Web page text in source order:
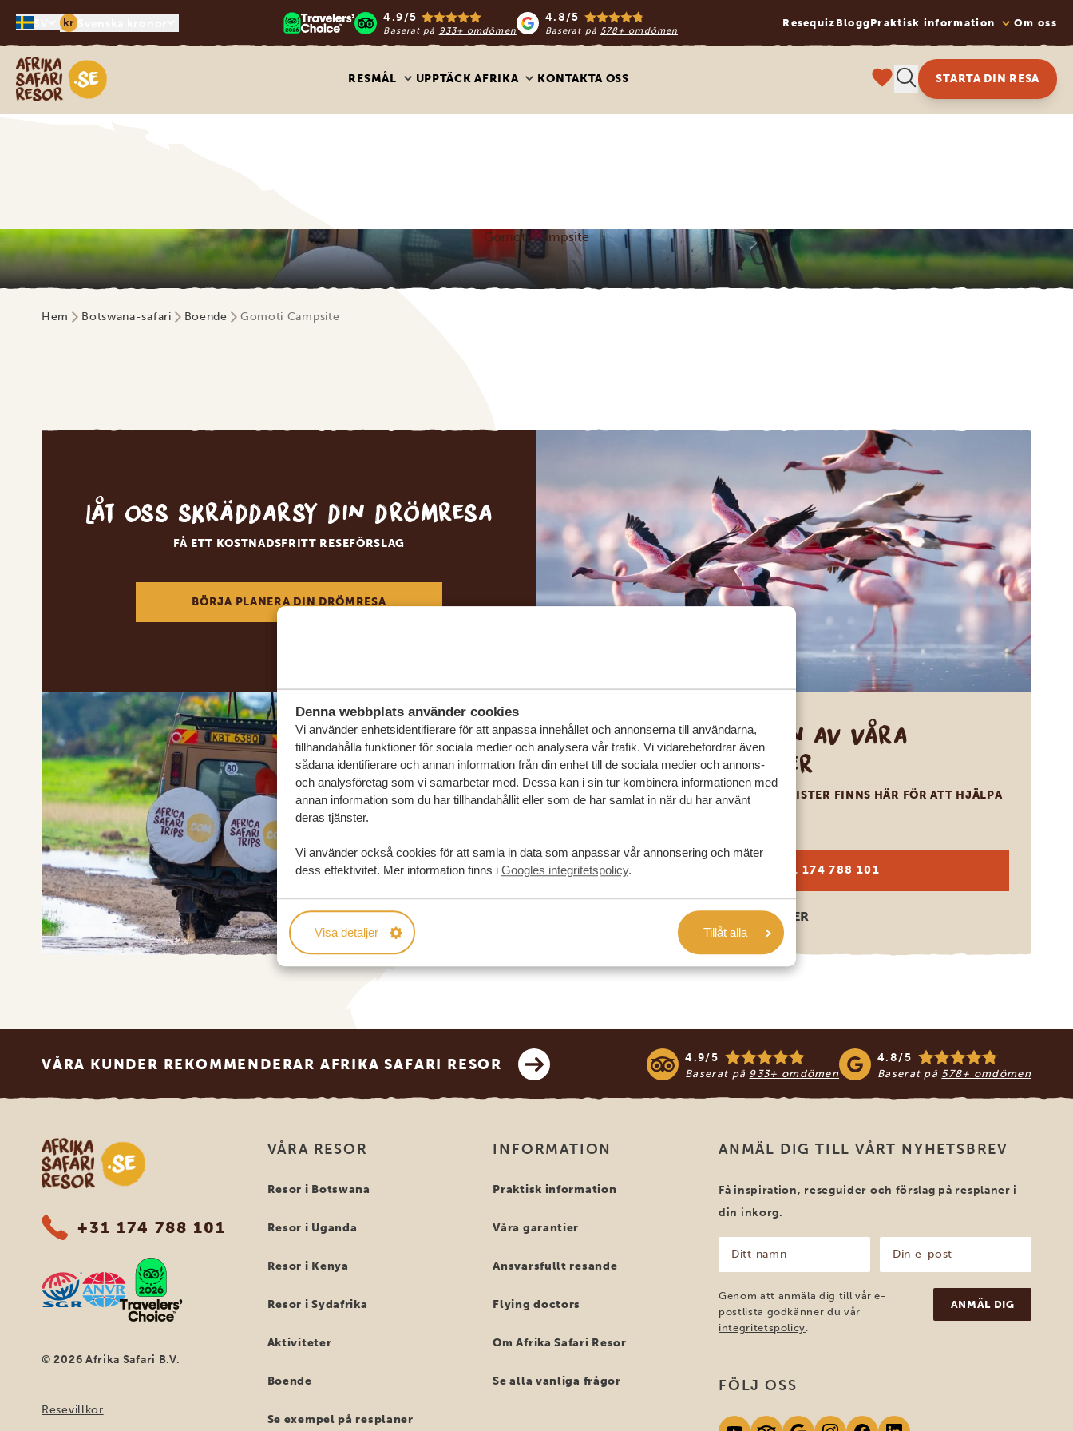
Denna webbplats använder cookies
Vi använder enhetsidentifierare för att anpassa innehållet och annonserna till användarna,
tillhandahålla funktioner för sociala medier och analysera vår trafik. Vi vidarebefordrar även
sådana identifierare och annan information från din enhet till de sociala medier och annons-
och analysföretag som vi samarbetar med. Dessa kan i sin tur kombinera informationen med
annan information som du har tillhandahållit eller som de har samlat in när du har använt
deras tjänster.
Vi använder också cookies för att samla in data som anpassar vår annonsering och mäter
dess effektivitet. Mer information finns i Googles integritetspolicy.
Visa detaljer Tillåt alla
kr 4.9/5
Baserat på 933+ omdömen
4.8/5
Baserat på 578+ omdömen
Resequiz BloggPraktisk information Om oss
Safari-resor i Afrika
RESMÅL UPPTÄCK AFRIKA KONTAKTA OSS STARTA DIN RESA
Gomoti Campsite
Hem Botswana-safari Boende Gomoti Campsite
Låt oss skräddarsy din drömresa
FÅ ETT KOSTNADSFRITT RESEFÖRSLAG
BÖRJA PLANERA DIN DRÖMRESA
Ring en av våra
experter
VÅRA SPECIALISTER FINNS HÄR FÖR ATT HJÄLPA
+31 174 788 101
OLIKA LÄNDER
VÅRA KUNDER REKOMMENDERAR AFRIKA SAFARI RESOR 4.9/5
Baserat på 933+ omdömen
4.8/5
Baserat på 578+ omdömen
Safari-resor i Afrika
+31 174 788 101
© 2026 Afrika Safari B.V.
Resevillkor
VÅRA RESOR
Resor i Botswana
Resor i Uganda
Resor i Kenya
Resor i Sydafrika
Aktiviteter
Boende
Se exempel på resplaner
INFORMATION
Praktisk information
Våra garantier
Ansvarsfullt resande
Flying doctors
Om Afrika Safari Resor
Se alla vanliga frågor
ANMÄL DIG TILL VÅRT NYHETSBREV
Få inspiration, reseguider och förslag på resplaner i
din inkorg.
namn
(Obligatoriskt)
post
(Obligatoriskt)
Genom att anmäla dig till vår e-
postlista godkänner du vår
integritetspolicy.
FÖLJ OSS